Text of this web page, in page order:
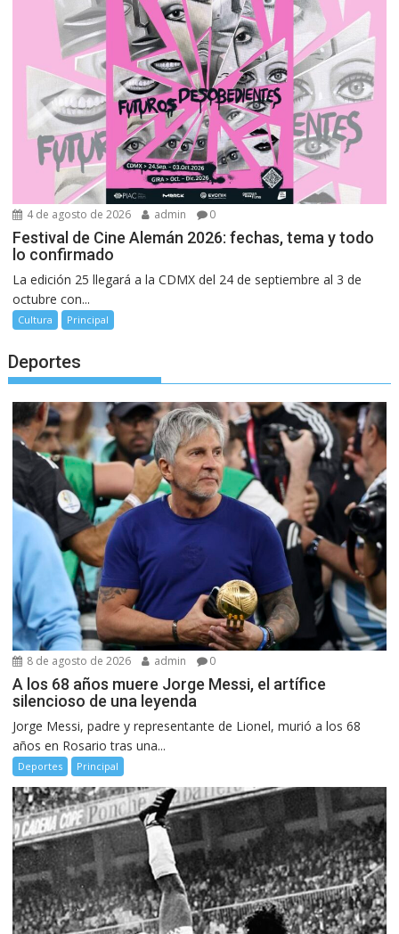
4 de agosto de 2026 admin 0
Festival de Cine Alemán 2026: fechas, tema y todo
lo confirmado
La edición 25 llegará a la CDMX del 24 de septiembre al 3 de
octubre con...
Cultura Principal
Deportes
8 de agosto de 2026 admin 0
A los 68 años muere Jorge Messi, el artífice
silencioso de una leyenda
Jorge Messi, padre y representante de Lionel, murió a los 68
años en Rosario tras una...
Deportes Principal